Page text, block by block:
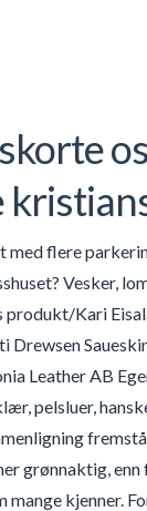
flere
Vesker,
produkt/Kari
Leather AB
pelsluer,
grønnaktig, enn
kjenner.